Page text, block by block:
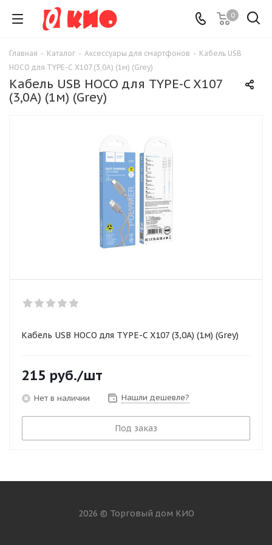
0
Главная - Каталог - Аксессуары для смартфонов - Кабель USB
HOCO для TYPE-C X107 (3,0А) (1м) (Grey)
Кабель USB HOCO для TYPE-C X107
(3,0А) (1м) (Grey)
Кабель USB HOCO для TYPE-C X107 (3,0А) (1м) (Grey)
215 руб./шт
Нет в наличии Нашли дешевле?
Под заказ
2026 © Торговый дом КИО